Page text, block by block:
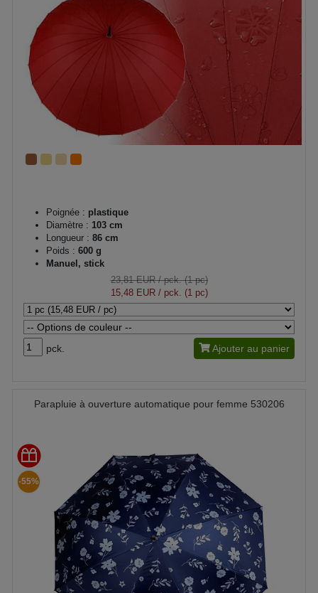
Poignée : plastique
Diamètre : 103 cm
Longueur : 86 cm
Poids : 600 g
Manuel, stick
23,81 EUR/ pck. (1 pc)
15,48 EUR/ pck. (1 pc)
pck. Ajouter au panier
Parapluie à ouverture automatique pour femme 530206
-55%